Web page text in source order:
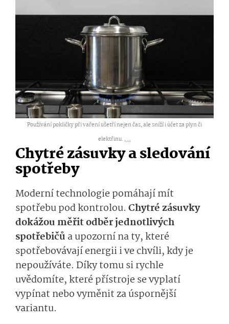
Používání pokličky při vaření ušetří nejen čas, ale sníží i účet za plyn či
elektřinu. ,...
Chytré zásuvky a sledování
spotřeby
Moderní technologie pomáhají mít
spotřebu pod kontrolou. Chytré zásuvky
dokážou měřit odběr jednotlivých
spotřebičů a upozorní na ty, které
spotřebovávají energii i ve chvíli, kdy je
nepoužíváte. Díky tomu si rychle
uvědomíte, které přístroje se vyplatí
vypínat nebo vyměnit za úspornější
variantu.